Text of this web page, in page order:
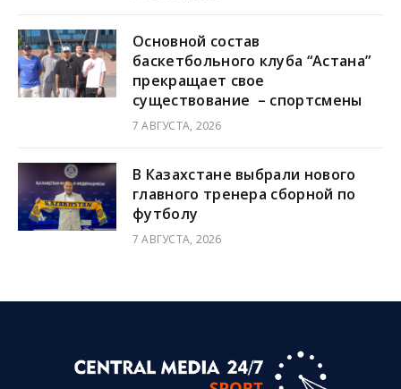
Основной состав
баскетбольного клуба “Астана”
прекращает свое
существование – спортсмены
7 АВГУСТА, 2026
В Казахстане выбрали нового
главного тренера сборной по
футболу
7 АВГУСТА, 2026